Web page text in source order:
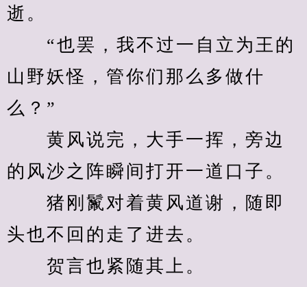
逝。
“也罢，我不过一自立为王的
山野妖怪，管你们那么多做什
么？”
黄风说完，大手一挥，旁边
的风沙之阵瞬间打开一道口子。
猪刚鬣对着黄风道谢，随即
头也不回的走了进去。
贺言也紧随其上。